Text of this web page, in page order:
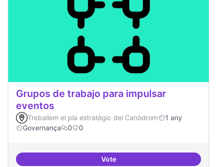
Grupos de trabajo para impulsar
eventos
Treballem el pla estratègic del Canòdrom
1 any
Governança
0 0
VoteGrupos de trabajo para impulsar